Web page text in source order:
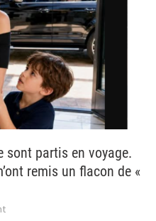
sont partis en voyage.
remis un flacon de «